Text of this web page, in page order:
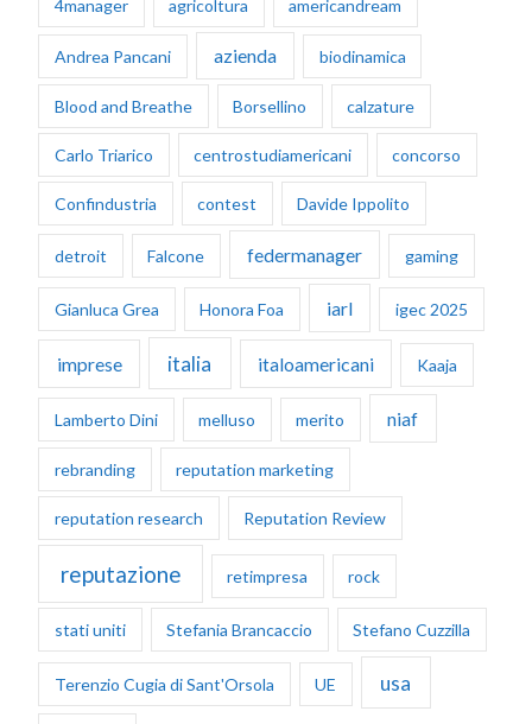
4manager agricoltura americandream
Andrea Pancani azienda biodinamica
Blood and Breathe Borsellino calzature
Carlo Triarico centrostudiamericani concorso
Confindustria contest Davide Ippolito
detroit Falcone federmanager gaming
Gianluca Grea Honora Foa iarl igec 2025
imprese italia italoamericani Kaaja
Lamberto Dini melluso merito niaf
rebranding reputation marketing
reputation research Reputation Review
reputazione retimpresa rock
stati uniti Stefania Brancaccio Stefano Cuzzilla
Terenzio Cugia di Sant'Orsola UE usa